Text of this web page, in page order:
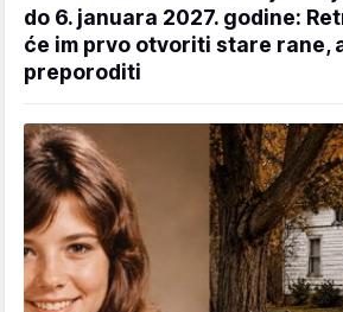
do 6. januara 2027. godine:
će im prvo otvoriti stare rane,
preporoditi